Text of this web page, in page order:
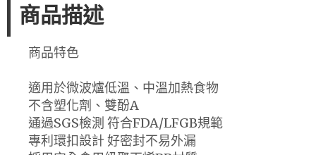
商品描述
商品特色
適用於微波爐低溫、中溫加熱食物
不含塑化劑、雙酚A
通過SGS檢測 符合FDA/LFGB規範
專利環扣設計 好密封不易外漏